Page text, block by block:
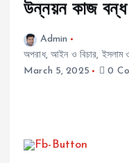
উন্নয়ন কাজ বন্ধ
Admin
অপরাধ, আইন ও বিচার, ইসলাম
March 5, 2025
0